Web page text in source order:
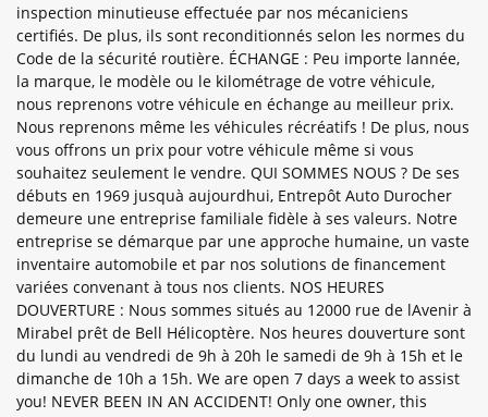
inspection minutieuse effectuée par nos mécaniciens
certifiés. De plus, ils sont reconditionnés selon les normes du
Code de la sécurité routière. ÉCHANGE : Peu importe lannée,
la marque, le modèle ou le kilométrage de votre véhicule,
nous reprenons votre véhicule en échange au meilleur prix.
Nous reprenons même les véhicules récréatifs ! De plus, nous
vous offrons un prix pour votre véhicule même si vous
souhaitez seulement le vendre. QUI SOMMES NOUS ? De ses
débuts en 1969 jusquà aujourdhui, Entrepôt Auto Durocher
demeure une entreprise familiale fidèle à ses valeurs. Notre
entreprise se démarque par une approche humaine, un vaste
inventaire automobile et par nos solutions de financement
variées convenant à tous nos clients. NOS HEURES
DOUVERTURE : Nous sommes situés au 12000 rue de lAvenir à
Mirabel prêt de Bell Hélicoptère. Nos heures douverture sont
du lundi au vendredi de 9h à 20h le samedi de 9h à 15h et le
dimanche de 10h a 15h. We are open 7 days a week to assist
you! NEVER BEEN IN AN ACCIDENT! Only one owner, this